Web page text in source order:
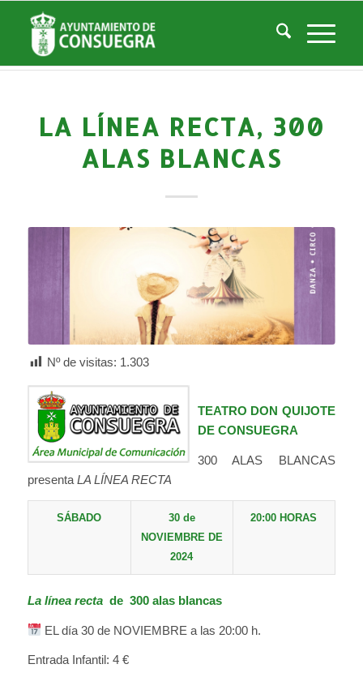
Noticias
Usted está aquí: Inicio / Noticias Cultura /
Actividades culturales y educativas
LA LÍNEA RECTA, 300
ALAS BLANCAS
Nº de visitas: 1.303
TEATRO DON QUIJOTE
DE CONSUEGRA
300 ALAS BLANCAS
presenta LA LÍNEA RECTA
SÁBADO
30 de
NOVIEMBRE DE
2024
20:00 HORAS
La línea recta de 300 alas blancas
EL día 30 de NOVIEMBRE a las 20:00 h.
Entrada Infantil: 4 €